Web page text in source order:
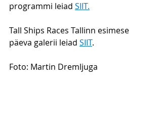
programmi leiad SIIT.
Tall Ships Races Tallinn esimese
päeva galerii leiad SIIT.
Foto: Martin Dremljuga